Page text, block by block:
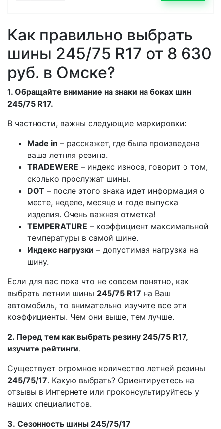
Как правильно выбрать
шины 245/75 R17 от 8 630
руб. в Омске?
1. Обращайте внимание на знаки на боках шин
245/75 R17.
В частности, важны следующие маркировки:
Made in – расскажет, где была произведена
ваша летняя резина.
TRADEWERE – индекс износа, говорит о том,
сколько прослужат шины.
DOT – после этого знака идет информация о
месте, неделе, месяце и годе выпуска
изделия. Очень важная отметка!
TEMPERATURE – коэффициент максимальной
температуры в самой шине.
Индекс нагрузки – допустимая нагрузка на
шину.
Если для вас пока что не совсем понятно, как
выбрать летнии шины 245/75 R17 на Ваш
автомобиль, то внимательно изучите все эти
коэффициенты. Чем они выше, тем лучше.
2. Перед тем как выбрать резину 245/75 R17,
изучите рейтинги.
Существует огромное количество летней резины
245/75/17. Какую выбрать? Ориентируетесь на
отзывы в Интернете или проконсультируйтесь у
наших специалистов.
3. Сезонность шины 245/75/17